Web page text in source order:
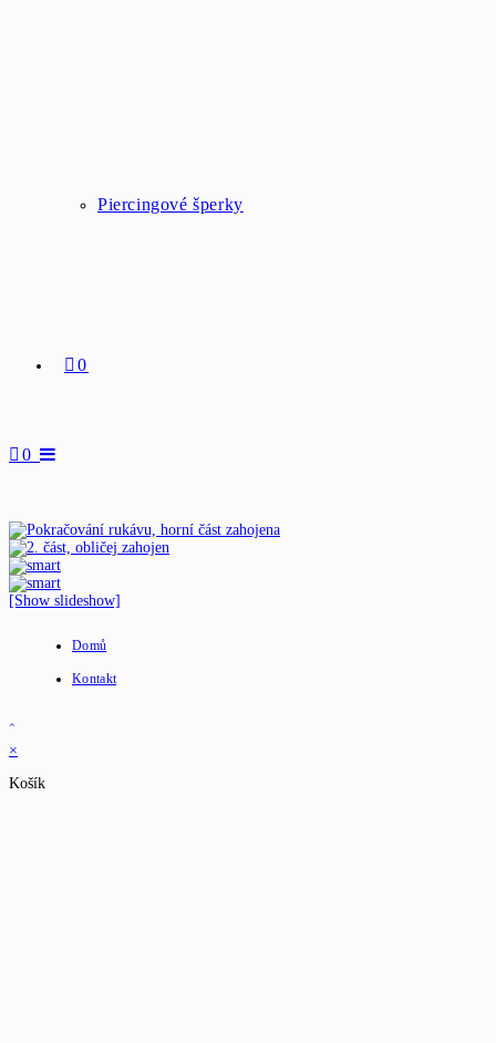
Piercingové šperky
0
0
[Show slideshow]
Domů
Kontakt
×
Košík